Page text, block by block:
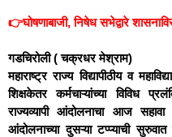
👉घोषणाबाजी, निषेध सभेद्वारे
गडचिरोली ( चक्रधर मेश्राम)
महाराष्ट्र राज्य विद्यापीठीय व
शिक्षकेतर कर्मचाऱ्यांच्या विविध
राज्यव्यापी आंदोलनाचा आज
आंदोलनाच्या दुसऱ्या टप्प्याची